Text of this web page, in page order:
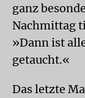
ganz
Nachmittag
»Dann ist
getaucht.«
Das letzte